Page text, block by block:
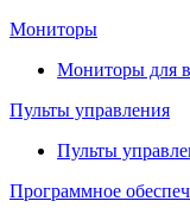
Мониторы
Мониторы для
Пульты управления
Пульты
Программное